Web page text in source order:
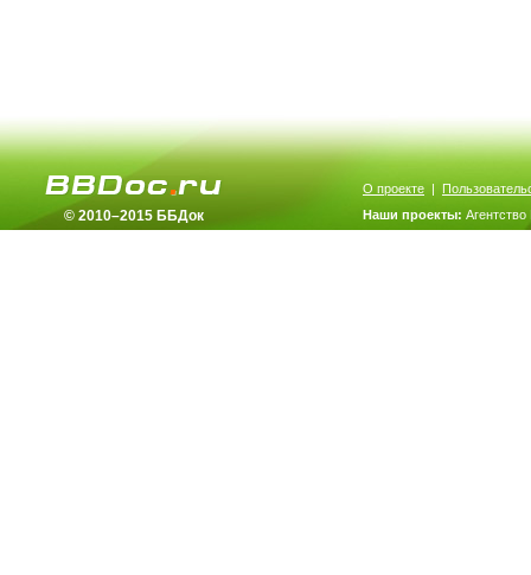
© 2010–2015 ББДок
О проекте |
Наши проекты: